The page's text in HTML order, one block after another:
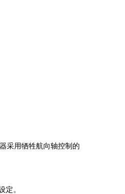
采用牺牲航向轴控制的
定。